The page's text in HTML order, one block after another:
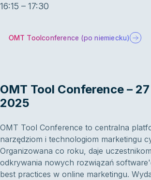
16:15 – 17:30
OMT Toolconference (po niemiecku)
OMT Tool Conference –
2025
OMT Tool Conference to centralna
narzędziom i technologiom marketingu
Organizowana co roku, daje
odkrywania nowych rozwiązań
best practices w online marketingu.